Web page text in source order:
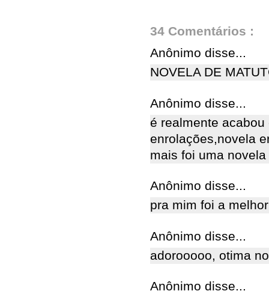
34 Comentários :
Anônimo disse...
NOVELA DE
Anônimo disse...
é realmente
enrolações,novela
mais foi uma
Anônimo disse...
pra mim foi a
Anônimo disse...
adorooooo, otima
Anônimo disse...